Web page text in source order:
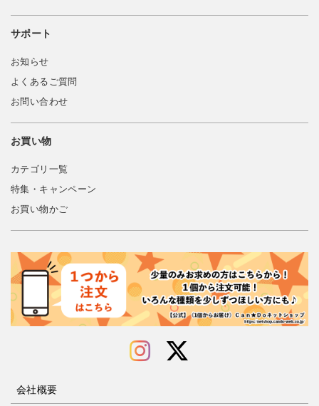
サポート
お知らせ
よくあるご質問
お問い合わせ
お買い物
カテゴリ一覧
特集・キャンペーン
お買い物かご
会社概要